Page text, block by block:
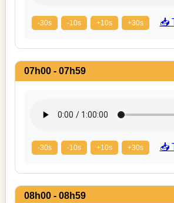
-30s -10s +10s +30s 📥
07h00 - 07h59
-30s -10s +10s +30s 📥
08h00 - 08h59